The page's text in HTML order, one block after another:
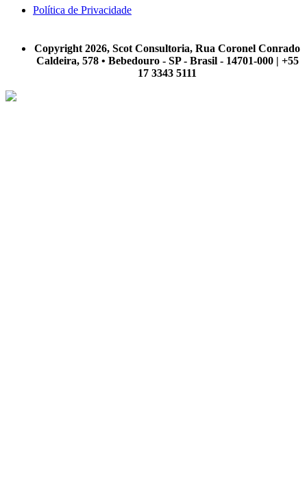
Política de Privacidade
Copyright 2026, Scot Consultoria, Rua Coronel Conrado
Caldeira, 578 • Bebedouro - SP - Brasil - 14701-000 | +55
17 3343 5111